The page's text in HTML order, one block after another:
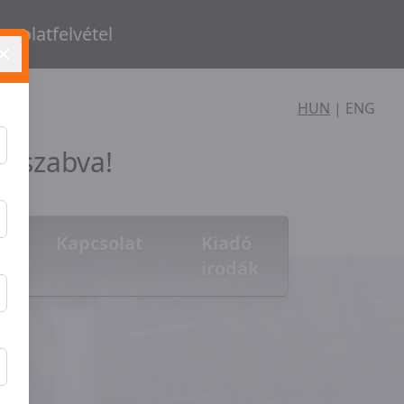
HUN | ENG
szabva!